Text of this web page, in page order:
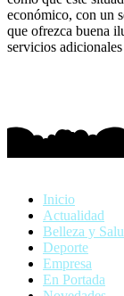
económico, con un
que ofrezca buena
servicios adicionales
Inicio
Actualidad
Belleza y
Deporte
Empresa
En Portada